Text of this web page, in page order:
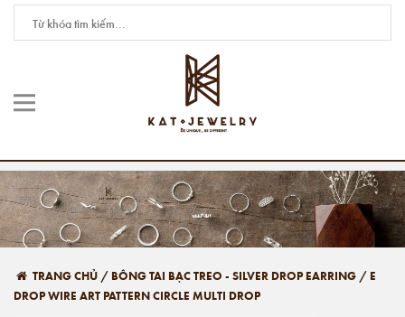
TRANG CHỦ / BÔNG TAI BẠC TREO - SILVER DROP EARRING / E
DROP WIRE ART PATTERN CIRCLE MULTI DROP